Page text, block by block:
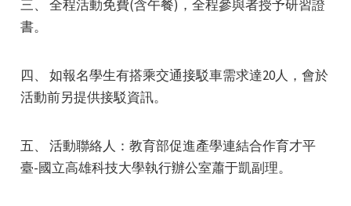
三、 全程活動免費(含午餐)，全程參與者授予研習證
書。
四、 如報名學生有搭乘交通接駁車需求達20人，會於
活動前另提供接駁資訊。
五、 活動聯絡人：教育部促進產學連結合作育才平
臺-國立高雄科技大學執行辦公室蕭于凱副理。